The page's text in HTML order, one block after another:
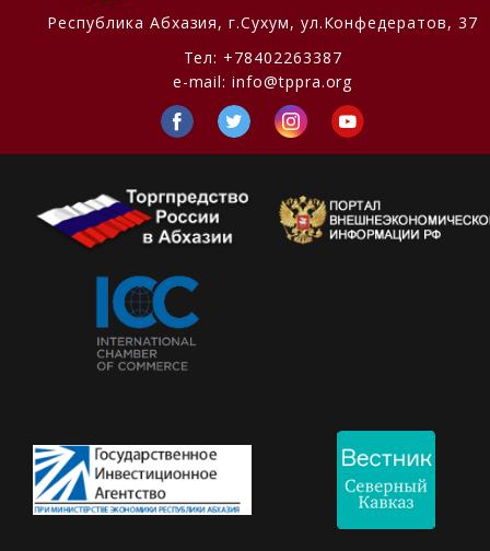
Республика Абхазия, г.Сухум, ул.Конфедератов, 37
Тел: +78402263387
e-mail:info@tppra.org